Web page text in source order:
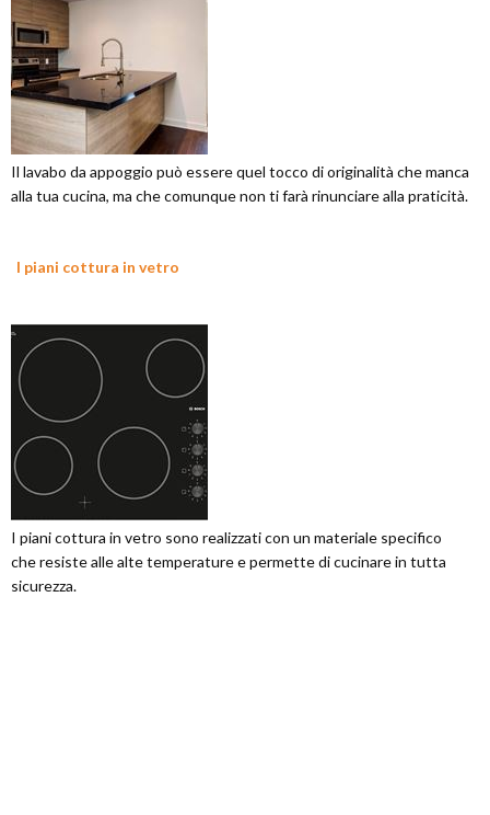
Il lavabo da appoggio può essere quel tocco di originalità che manca
alla tua cucina, ma che comunque non ti farà rinunciare alla praticità.
I piani cottura in vetro
I piani cottura in vetro sono realizzati con un materiale specifico
che resiste alle alte temperature e permette di cucinare in tutta
sicurezza.